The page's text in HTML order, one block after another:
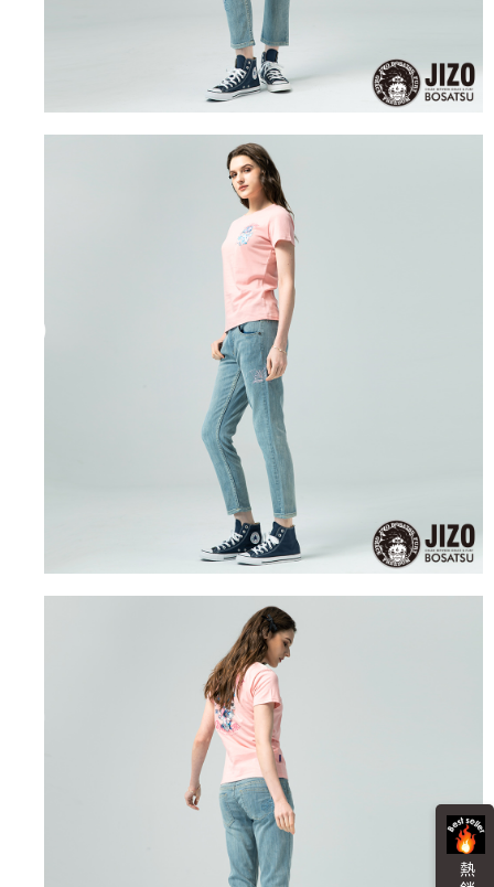
１．透過由恩沛科技股份有限公司提供之「AFTEE先享後付」服務完成之交
易，需依本服務之必要範圍內提供個人資料，並將交易相關給付款項請求債
權轉讓予恩沛科技股份有限公司。
２．關於個人資料處理事宜，請瀏覽以下網址：
３．未成年的使用者請事先徵得法定代理人或監護人之同意方可使用
「AFTEE先享後付」，若未經同意申辦者引起之損失，本公司不負相關責
４．使用「AFTEE先享後付」時，將依據個別帳號之用戶狀況，依本公司即
時審查核予不同之上限額度；若仍有額度不足之情形，本公司將視審查結果
５．嚴禁一人註冊多個帳號或使用他人資訊註冊。若發現惡意使用之情形，
恩沛科技股份有限公司將有權停止該用戶之使用額度並採取法律行動。
每筆NT$80，滿NT$3,000(含以上)免運費
每筆NT$80，滿NT$3,000(含以上)免運費
每筆NT$100，滿NT$3,000(含以上)免運費